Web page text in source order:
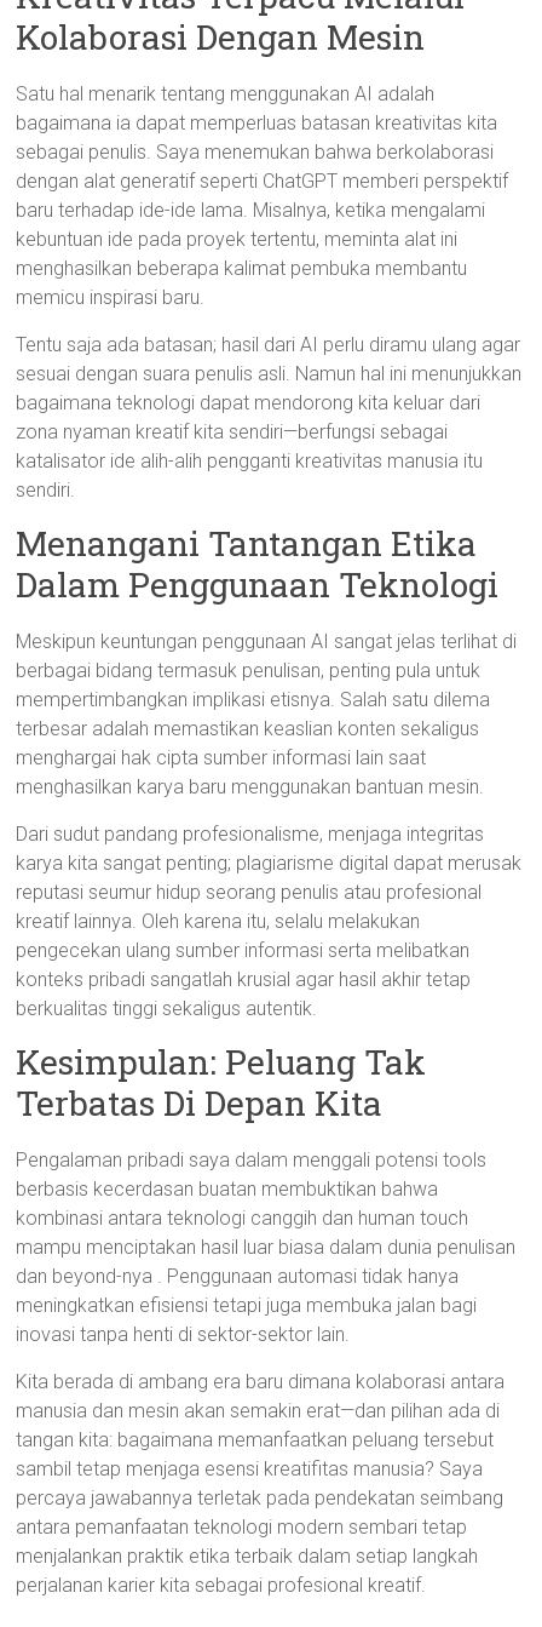
Kolaborasi Dengan Mesin
Satu hal menarik tentang menggunakan AI adalah
bagaimana ia dapat memperluas batasan kreativitas kita
sebagai penulis. Saya menemukan bahwa berkolaborasi
dengan alat generatif seperti ChatGPT memberi perspektif
baru terhadap ide-ide lama. Misalnya, ketika mengalami
kebuntuan ide pada proyek tertentu, meminta alat ini
menghasilkan beberapa kalimat pembuka membantu
memicu inspirasi baru.
Tentu saja ada batasan; hasil dari AI perlu diramu ulang agar
sesuai dengan suara penulis asli. Namun hal ini menunjukkan
bagaimana teknologi dapat mendorong kita keluar dari
zona nyaman kreatif kita sendiri—berfungsi sebagai
katalisator ide alih-alih pengganti kreativitas manusia itu
sendiri.
Menangani Tantangan Etika
Dalam Penggunaan Teknologi
Meskipun keuntungan penggunaan AI sangat jelas terlihat di
berbagai bidang termasuk penulisan, penting pula untuk
mempertimbangkan implikasi etisnya. Salah satu dilema
terbesar adalah memastikan keaslian konten sekaligus
menghargai hak cipta sumber informasi lain saat
menghasilkan karya baru menggunakan bantuan mesin.
Dari sudut pandang profesionalisme, menjaga integritas
karya kita sangat penting; plagiarisme digital dapat merusak
reputasi seumur hidup seorang penulis atau profesional
kreatif lainnya. Oleh karena itu, selalu melakukan
pengecekan ulang sumber informasi serta melibatkan
konteks pribadi sangatlah krusial agar hasil akhir tetap
berkualitas tinggi sekaligus autentik.
Kesimpulan: Peluang Tak
Terbatas Di Depan Kita
Pengalaman pribadi saya dalam menggali potensi tools
berbasis kecerdasan buatan membuktikan bahwa
kombinasi antara teknologi canggih dan human touch
mampu menciptakan hasil luar biasa dalam dunia penulisan
dan beyond-nya . Penggunaan automasi tidak hanya
meningkatkan efisiensi tetapi juga membuka jalan bagi
inovasi tanpa henti di sektor-sektor lain.
Kita berada di ambang era baru dimana kolaborasi antara
manusia dan mesin akan semakin erat—dan pilihan ada di
tangan kita: bagaimana memanfaatkan peluang tersebut
sambil tetap menjaga esensi kreatifitas manusia? Saya
percaya jawabannya terletak pada pendekatan seimbang
antara pemanfaatan teknologi modern sembari tetap
menjalankan praktik etika terbaik dalam setiap langkah
perjalanan karier kita sebagai profesional kreatif.